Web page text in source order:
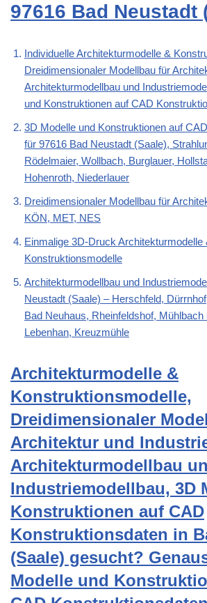
97616 Bad Neustadt
Individuelle Architekturmodelle &
Dreidimensionaler Modellbau für
Architekturmodellbau und
und Konstruktionen auf CAD
3D Modelle und Konstruktionen auf
für 97616 Bad Neustadt (Saale),
Rödelmaier, Wollbach, Burglauer,
Hohenroth, Niederlauer
Dreidimensionaler Modellbau für
KÖN, MET, NES
Einmalige 3D-Druck Architekturmodelle
Konstruktionsmodelle
Architekturmodellbau und
Neustadt (Saale) – Herschfeld,
Bad Neuhaus, Rheinfeldshof, Mühlbach
Lebenhan, Kreuzmühle
Architekturmodelle &
Konstruktionsmodelle,
Dreidimensionaler
Architektur und
Architekturmodellbau
Industriemodellbau, 3D
Konstruktionen auf CAD
Konstruktionsdaten in
(Saale) gesucht?
Modelle und